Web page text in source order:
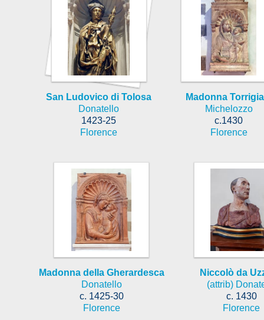
San Ludovico di Tolosa
Donatello
1423-25
Florence
Madonna
Michelozzo
c.1430
Florence
Madonna della Gherardesca
Donatello
c. 1425-30
Florence
Niccolò da
(attrib)
c. 1430
Florence